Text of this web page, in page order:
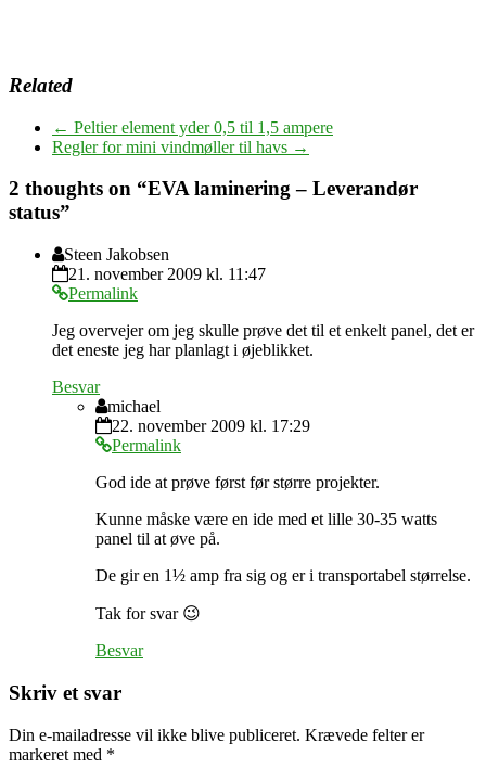
Related
← Peltier element yder 0,5 til 1,5 ampere
Regler for mini vindmøller til havs →
2 thoughts on “EVA laminering – Leverandør
status”
Steen Jakobsen
21. november 2009 kl. 11:47
Permalink
Jeg overvejer om jeg skulle prøve det til et enkelt panel, det er
det eneste jeg har planlagt i øjeblikket.
Besvar
michael
22. november 2009 kl. 17:29
Permalink
God ide at prøve først før større projekter.
Kunne måske være en ide med et lille 30-35 watts
panel til at øve på.
De gir en 1½ amp fra sig og er i transportabel størrelse.
Tak for svar 😉
Besvar
Skriv et svar
Din e-mailadresse vil ikke blive publiceret. Krævede felter er
markeret med *